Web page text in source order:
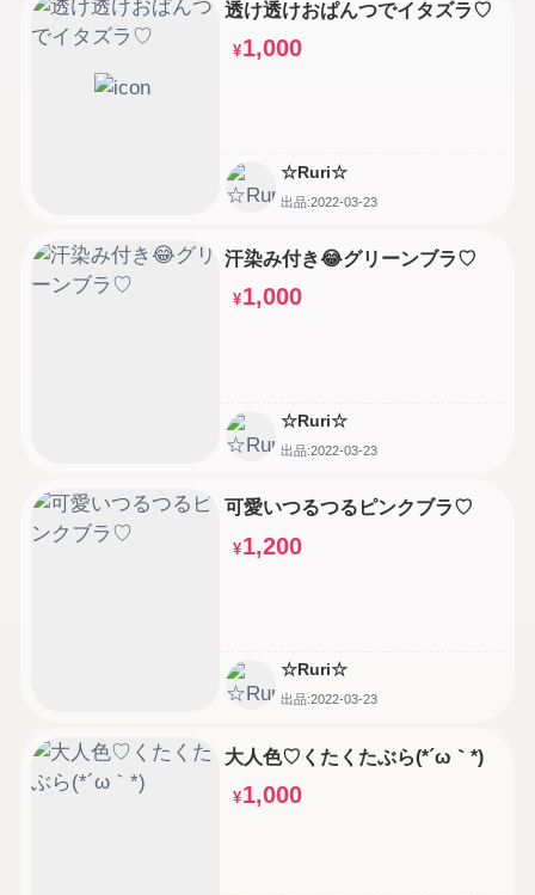
透け透けおぱんつでイタズラ♡
¥1,000
☆Ruri☆
出品:2022-03-23
汗染み付き😂グリーンブラ♡
¥1,000
☆Ruri☆
出品:2022-03-23
可愛いつるつるピンクブラ♡
¥1,200
☆Ruri☆
出品:2022-03-23
大人色♡くたくたぶら(*´ω｀*)
¥1,000